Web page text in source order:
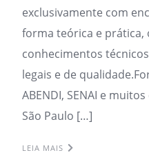
exclusivamente com
forma teórica e prática,
conhecimentos
legais e de
ABENDI, SENAI e
São Paulo […]
LEIA MAIS